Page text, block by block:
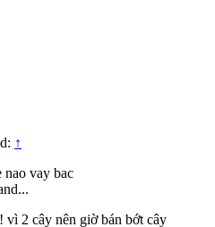
↑
nao vay bac
vì 2 cây nên giờ bán bớt cây